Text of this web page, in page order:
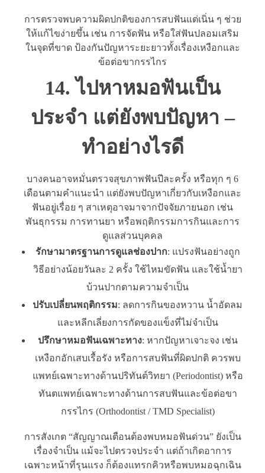
การตรวจพบความผิดปกติของการสบฟันแต่เนิ่น ๆ ช่วย
ให้แก้ไขง่ายขึ้น เช่น การจัดฟัน หรือใส่ฟันปลอมเสริม
ในจุดที่ขาด ป้องกันปัญหาระยะยาวทั้งเรื่องเหงือกและ
ข้อต่อขากรรไกร
14. ไปหาหมอฟันเป็น
ประจำ แต่ยังพบปัญหา –
ทำอย่างไรดี
บางคนอาจหมั่นตรวจสุขภาพฟันปีละครั้ง หรือทุก ๆ 6
เดือนตามคำแนะนำ แต่ยังพบปัญหาเกี่ยวกับเหงือกและ
ฟันอยู่เรื่อย ๆ สาเหตุอาจมาจากปัจจัยภายนอก เช่น
พันธุกรรม การทานยา หรือพฤติกรรมการกินและการ
ดูแลส่วนบุคคล
รักษามาตรฐานการดูแลช่องปาก: แปรงฟันอย่างถูก
วิธีอย่างน้อยวันละ 2 ครั้ง ใช้ไหมขัดฟัน และใช้น้ำยา
บ้วนปากตามความจำเป็น
ปรับเปลี่ยนพฤติกรรม: ลดการกินของหวาน น้ำอัดลม
และหลีกเลี่ยงการกัดของแข็งที่ไม่จำเป็น
ปรึกษาหมอฟันเฉพาะทาง: หากปัญหาเจาะจง เช่น
เหงือกอักเสบเรื้อรัง หรือการสบฟันที่ผิดปกติ ควรพบ
แพทย์เฉพาะทางด้านปริทันต์วิทยา (Periodontist) หรือ
ทันตแพทย์เฉพาะทางด้านการสบฟันและข้อต่อขา
กรรไกร (Orthodontist / TMD Specialist)
การสังเกต “สัญญาณเตือนต้องพบหมอฟันด่วน” ยังเป็น
เรื่องจำเป็น แม้จะไปตรวจประจำ แต่ถ้าเกิดอาการ
เฉพาะหน้าที่รุนแรง ก็ต้องแทรกคิวหรือพบหมอฉุกเฉิน